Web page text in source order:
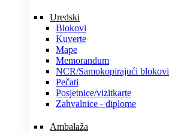
Uredski
Blokovi
Kuverte
Mape
Memorandum
NCR/Samokopirajući blokovi
Pečati
Posjetnice/vizitkarte
Zahvalnice - diplome
Ambalaža